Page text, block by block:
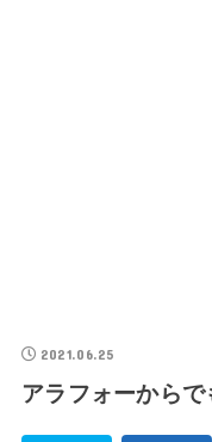
2021.06.25
アラフォーからで